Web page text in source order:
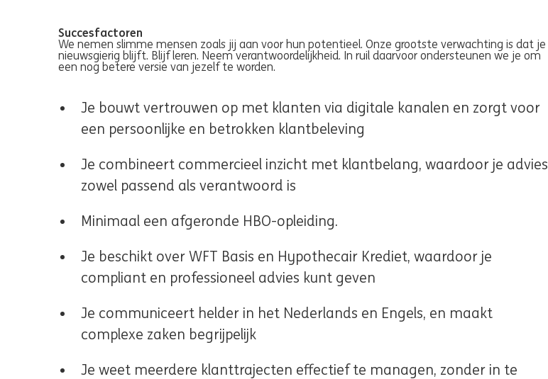
Succesfactoren
We nemen slimme mensen zoals jij aan voor hun potentieel. Onze grootste verwachting is dat je
nieuwsgierig blijft. Blijf leren. Neem verantwoordelijkheid. In ruil daarvoor ondersteunen we je om
een nog betere versie van jezelf te worden.
Je bouwt vertrouwen op met klanten via digitale kanalen en zorgt voor
een persoonlijke en betrokken klantbeleving
Je combineert commercieel inzicht met klantbelang, waardoor je advies
zowel passend als verantwoord is
Minimaal een afgeronde HBO-opleiding.
Je beschikt over WFT Basis en Hypothecair Krediet, waardoor je
compliant en professioneel advies kunt geven
Je communiceert helder in het Nederlands en Engels, en maakt
complexe zaken begrijpelijk
Je weet meerdere klanttrajecten effectief te managen, zonder in te